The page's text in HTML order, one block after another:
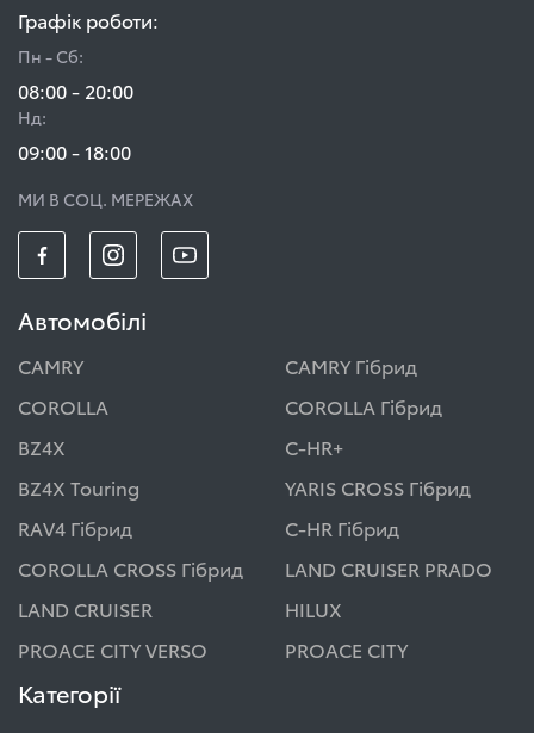
Графік роботи:
Пн - Сб:
08:00 - 20:00
Нд:
09:00 - 18:00
МИ В СОЦ. МЕРЕЖАХ
Автомобілі
CAMRY
CAMRY Гібрид
COROLLA
COROLLA Гібрид
BZ4X
C-HR+
BZ4X Touring
YARIS CROSS Гібрид
RAV4 Гібрид
C-HR Гібрид
COROLLA CROSS Гібрид
LAND CRUISER PRADO
LAND CRUISER
HILUX
PROACE CITY VERSO
PROACE CITY
Категорії